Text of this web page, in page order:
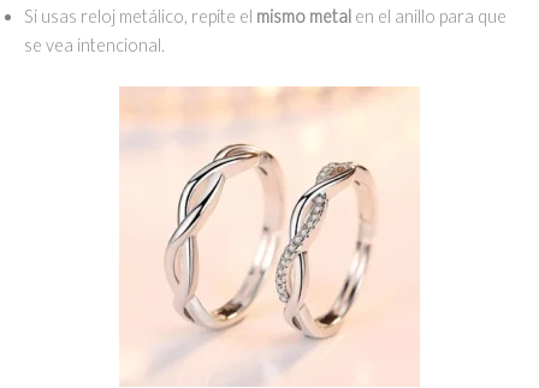
Si usas reloj metálico, repite el mismo metal en el anillo para que
se vea intencional.